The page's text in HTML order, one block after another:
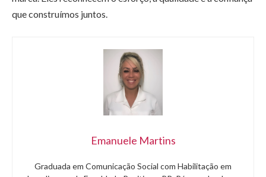
que construímos juntos.
Emanuele Martins
Graduada em Comunicação Social com Habilitação em